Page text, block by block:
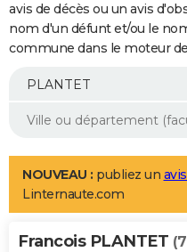
Retraite
Epargne
Immobilier
Risques naturels par ville
Banque
Assurance
AUTO
Essais
Réserver un essai
Citadines
Berlines
SUV
Forum auto
+
Mobiles
Meilleur smartphone
Internet
Ordinateurs
Jeux vidéo
Guide high-tech
Aménagement intérieur
LIFESTYLE
Art de vivre
Bien-être
Loisirs
Mode
Modes de vie
Alimentation
Guide de la santé
Maladies
Médicaments
Sommeil
VOYAGE
avis de décès ou un avis
nom d'un défunt et/ou le
commune dans le moteur
NOUVEAU : publiez un
Linternaute.com
Francois PLANTET